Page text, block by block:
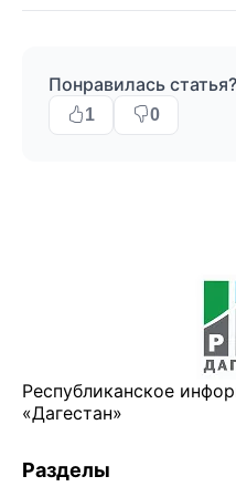
Понравилась статья?
1 0
Республиканское
«Дагестан»
Разделы